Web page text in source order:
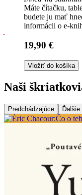
Máte čítačku,
budete ju mať
informácii o e-
19,90 €
Vložiť do košíka
Naši
Predchádzajúce Ďalšie